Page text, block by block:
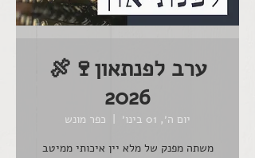
ערב לפנתאון🍷🍖
2026
יום ה׳, 01 בינו׳
  |
כפר מונש
משתה מפנק של מלא יין איכותי ממיטב